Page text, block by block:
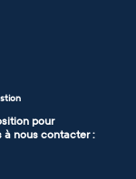
pour
à nous contacter :